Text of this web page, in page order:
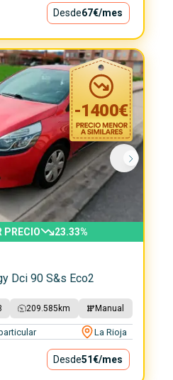
Desde67€/mes
-1400€
PRECIO 23.33%
Dci 90 S&s Eco2
209.585 km Manual
La Rioja
Desde51€/mes